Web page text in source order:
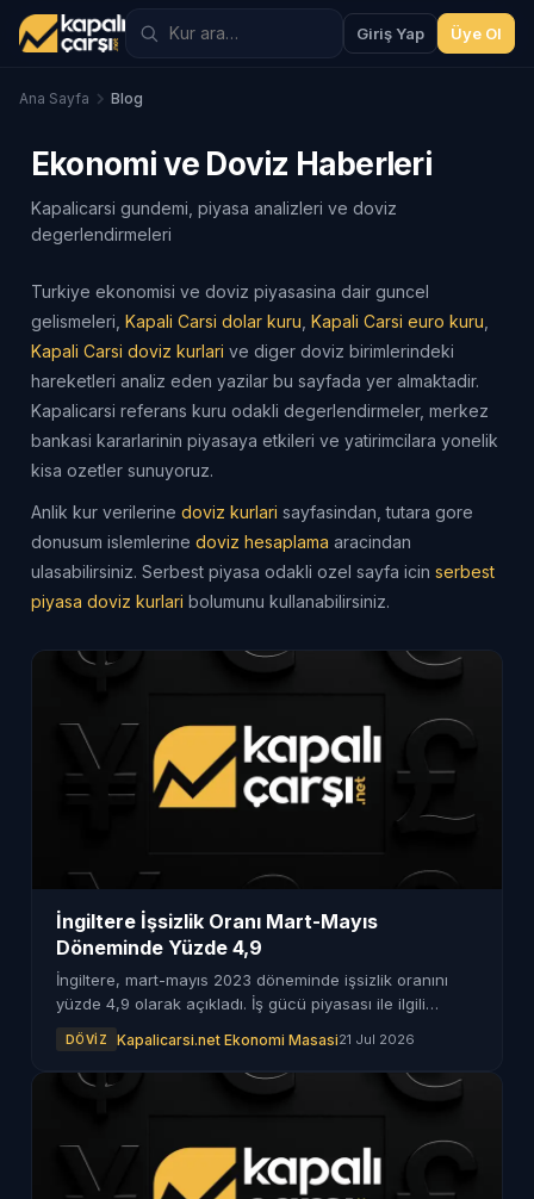
Giriş Yap Üye Ol
Ana Sayfa Blog
Ekonomi ve Doviz Haberleri
Kapalicarsi gundemi, piyasa analizleri ve doviz
degerlendirmeleri
Turkiye ekonomisi ve doviz piyasasina dair guncel
gelismeleri, Kapali Carsi dolar kuru Kapali Carsi euro kuru
Kapali Carsi doviz kurlari ve diger doviz birimlerindeki
hareketleri analiz eden yazilar bu sayfada yer almaktadir.
Kapalicarsi referans kuru odakli degerlendirmeler, merkez
bankasi kararlarinin piyasaya etkileri ve yatirimcilara yonelik
kisa ozetler sunuyoruz.
Anlik kur verilerine doviz kurlari sayfasindan, tutara gore
donusum islemlerine doviz hesaplama aracindan
ulasabilirsiniz. Serbest piyasa odakli ozel sayfa icin serbest
piyasa doviz kurlari bolumunu kullanabilirsiniz.
İngiltere İşsizlik Oranı Mart-Mayıs
Döneminde Yüzde 4,9
İngiltere, mart-mayıs 2023 döneminde işsizlik oranını
yüzde 4,9 olarak açıkladı. İş gücü piyasası ile ilgili
DÖVIZ Kapalicarsi.net Ekonomi Masasi21 Jul 2026